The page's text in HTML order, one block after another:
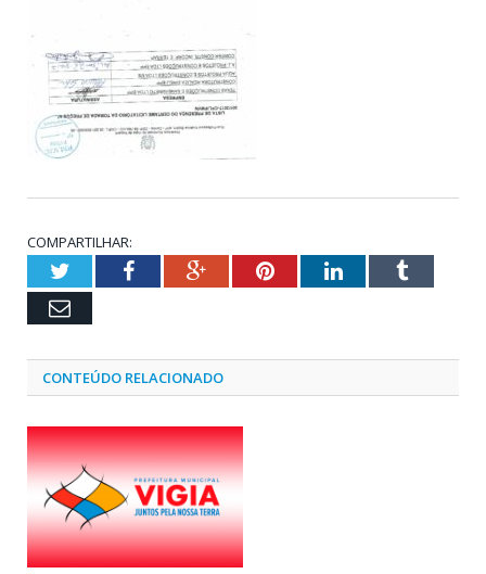
COMPARTILHAR:
TwitterFacebookGoogle+PinterestLinkedInTumblr
Email
CONTEÚDO RELACIONADO